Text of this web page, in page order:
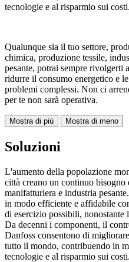
tecnologie e al risparmio sui costi.
Qualunque sia il tuo settore,
chimica, produzione tessile,
pesante, potrai sempre
ridurre il consumo energetico e
problemi complessi. Non ci
per te non sarà operativa.
Mostra di più Mostra di meno
Soluzioni
L'aumento della popolazione
città creano un continuo
manifatturiera e industria
in modo efficiente e affidabile
di esercizio possibili,
Da decenni i componenti, il
Danfoss consentono di
tutto il mondo, contribuendo in
tecnologie e al risparmio sui costi.